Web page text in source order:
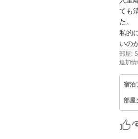
ても
た。
私的
いの
部屋: 5
追加情
宿泊
部屋